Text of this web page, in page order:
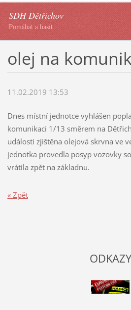
SDH Dětřichov
Pomáhat a hasit
olej na
11.02.2019 13:53
Dnes místní jednotce vyhlášen
komunikaci 1/13 směrem na
události zjištěna olejová skrvna ve
jednotka provedla posyp vozovky
vrátila zpět na základnu.
« Zpět
ODKAZY